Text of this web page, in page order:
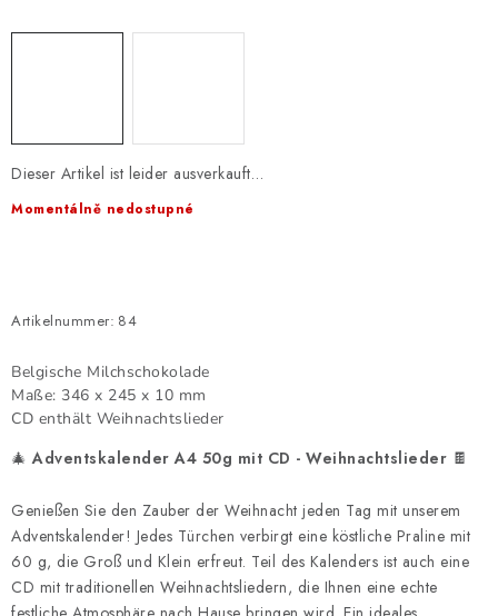
Dieser Artikel ist leider ausverkauft…
Momentálně nedostupné
Artikelnummer: 84
Belgische Milchschokolade
Maße: 346 x 245 x 10 mm
CD enthält Weihnachtslieder
🎄Adventskalender A4 50g mit CD - Weihnachtslieder 🍫
Genießen Sie den Zauber der Weihnacht jeden Tag mit unserem
Adventskalender! Jedes Türchen verbirgt eine köstliche Praline mit
60 g, die Groß und Klein erfreut. Teil des Kalenders ist auch eine
CD mit traditionellen Weihnachtsliedern, die Ihnen eine echte